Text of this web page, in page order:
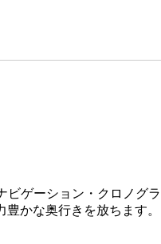
ゲーション・クロノグ
かな奥行きを放ちま